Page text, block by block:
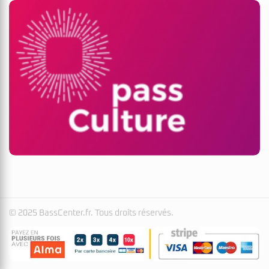
© 2025 BassCenter.fr. Tous droits réservés.